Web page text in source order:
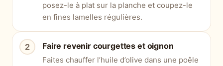
posez-le à plat sur la planche et coupez-le
en fines lamelles régulières.
Faire revenir courgettes et oignon
Faites chauffer l’huile d’olive dans une poêle